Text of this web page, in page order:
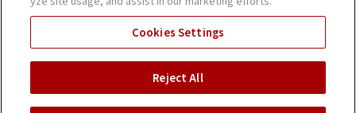
見積依頼
運営会社
Cookies Settings
Reject All